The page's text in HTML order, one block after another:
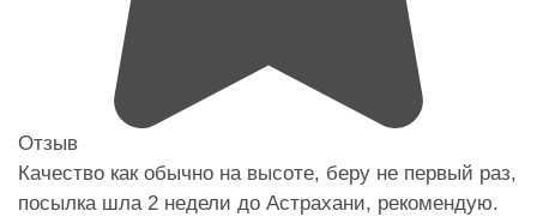
Отзыв
Качество как обычно на высоте, беру не первый раз,
посылка шла 2 недели до Астрахани, рекомендую.